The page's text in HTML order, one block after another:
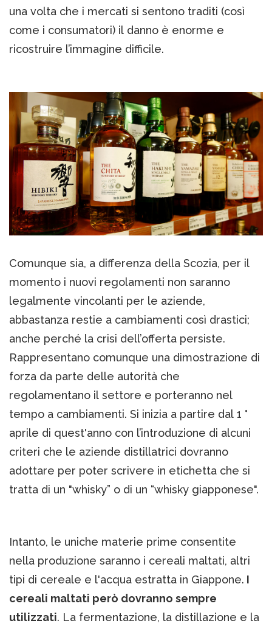
una volta che i mercati si sentono traditi (così
come i consumatori) il danno è enorme e
ricostruire l’immagine difficile.
Comunque sia, a differenza della Scozia, per il
momento i nuovi regolamenti non saranno
legalmente vincolanti per le aziende,
abbastanza restie a cambiamenti così drastici;
anche perché la crisi dell’offerta persiste.
Rappresentano comunque una dimostrazione di
forza da parte delle autorità che
regolamentano il settore e porteranno nel
tempo a cambiamenti. Si inizia a partire dal 1 °
aprile di quest'anno con l’introduzione di alcuni
criteri che le aziende distillatrici dovranno
adottare per poter scrivere in etichetta che si
tratta di un "whisky” o di un “whisky giapponese".
Intanto, le uniche materie prime consentite
nella produzione saranno i cereali maltati, altri
tipi di cereale e l'acqua estratta in Giappone. I
cereali maltati però dovranno sempre
utilizzati. La fermentazione, la distillazione e la